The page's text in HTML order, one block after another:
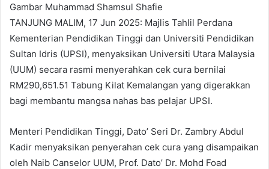
Gambar Muhammad Shamsul Shafie
TANJUNG MALIM, 17 Jun 2025: Majlis Tahlil Perdana
Kementerian Pendidikan Tinggi dan Universiti Pendidikan
Sultan Idris (UPSI), menyaksikan Universiti Utara Malaysia
(UUM) secara rasmi menyerahkan cek cura bernilai
RM290,651.51 Tabung Kilat Kemalangan yang digerakkan
bagi membantu mangsa nahas bas pelajar UPSI.
Menteri Pendidikan Tinggi, Dato’ Seri Dr. Zambry Abdul
Kadir menyaksikan penyerahan cek cura yang disampaikan
oleh Naib Canselor UUM, Prof. Dato’ Dr. Mohd Foad